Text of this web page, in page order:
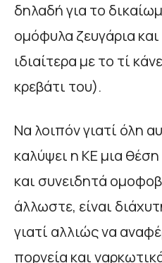
δηλαδή για το
ομόφυλα ζευγάρια
ιδιαίτερα με το τί
κρεβάτι του).
Να λοιπόν γιατί όλη
καλύψει η ΚΕ μια
και συνειδητά
άλλωστε, είναι
γιατί αλλιώς να
πορνεία και